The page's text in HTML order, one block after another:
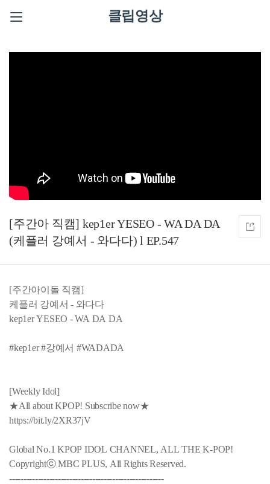
클립영상
[주간아 직캠] kep1er YESEO - WA DA DA
(케플러 강예서 - 와다다) l EP.547
[주간아이돌 직캠]
케플러 강예서 - 와다다
kep1er YESEO - WA DA DA
#kep1er #강예서 #WADADA
[Weekly Idol]
★All about KPOP! Subscribe now★
https://bit.ly/2XR37jV
Global No.1 KPOP IDOL CHANNEL, ALL THE K-POP!
Copyrightⓒ MBC PLUS, All Rights Reserved.
------------------------------------------------------